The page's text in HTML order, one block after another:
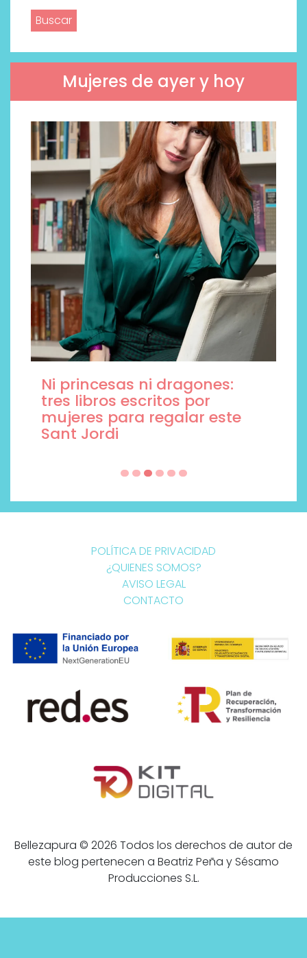
Mujeres de ayer y hoy
Ni princesas ni dragones:
tres libros escritos por
mujeres para regalar este
Sant Jordi
POLÍTICA DE PRIVACIDAD
¿QUIENES SOMOS?
AVISO LEGAL
CONTACTO
Bellezapura © 2026 Todos los derechos de autor de
este blog pertenecen a Beatriz Peña y Sésamo
Producciones S.L.